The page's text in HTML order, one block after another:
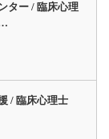
ター / 臨床心理
/ 臨床心理士